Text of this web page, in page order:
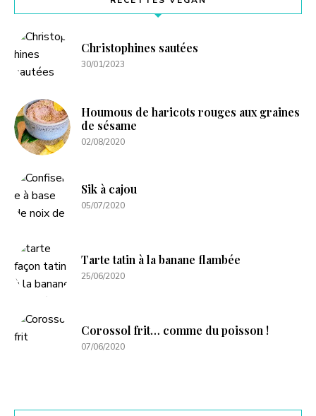
Christophines sautées
30/01/2023
Houmous de haricots rouges aux graines
de sésame
02/08/2020
Sik à cajou
05/07/2020
Tarte tatin à la banane flambée
25/06/2020
Corossol frit… comme du poisson !
07/06/2020